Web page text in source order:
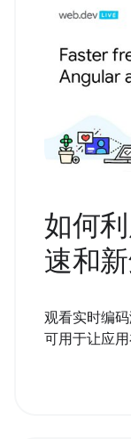
如何
速和
观看实时编
可用于让应